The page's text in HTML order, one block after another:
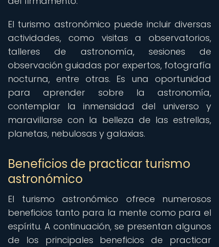
El turismo astronómico puede incluir diversas
actividades, como visitas a observatorios,
talleres de astronomía, sesiones de
observación guiadas por expertos, fotografía
nocturna, entre otras. Es una oportunidad
para aprender sobre la astronomía,
contemplar la inmensidad del universo y
maravillarse con la belleza de las estrellas,
planetas, nebulosas y galaxias.
Beneficios de practicar turismo
astronómico
El turismo astronómico ofrece numerosos
beneficios tanto para la mente como para el
espíritu. A continuación, se presentan algunos
de los principales beneficios de practicar